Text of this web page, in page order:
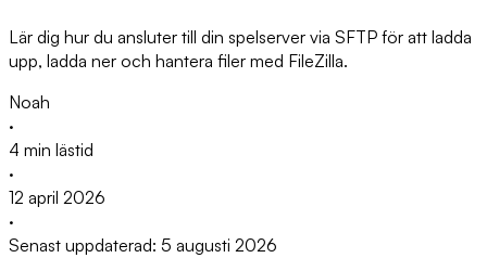
Lär dig hur du ansluter till din spelserver via SFTP för att ladda
upp, ladda ner och hantera filer med FileZilla.
Noah
·
4 min lästid
·
12 april 2026
·
Senast uppdaterad: 5 augusti 2026